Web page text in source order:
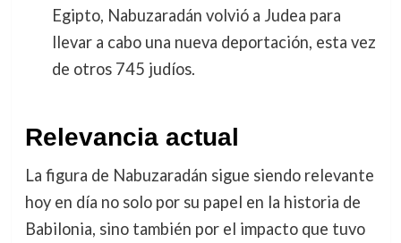
Egipto, Nabuzaradán volvió a Judea para
llevar a cabo una nueva deportación, esta vez
de otros 745 judíos.
Relevancia actual
La figura de Nabuzaradán sigue siendo relevante
hoy en día no solo por su papel en la historia de
Babilonia, sino también por el impacto que tuvo